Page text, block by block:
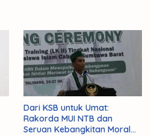
Dari KSB untuk Umat:
Rakorda MUI NTB dan
Seruan Kebangkitan Moral